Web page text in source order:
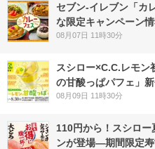
セブン‐イレブン「カ
な限定キャンペーン
08月07日 11時30分
スシロー×C.C.レモン
の甘酸っぱパフェ」
08月09日 11時30分
110円から！スシロ
ンが登場―期間限定